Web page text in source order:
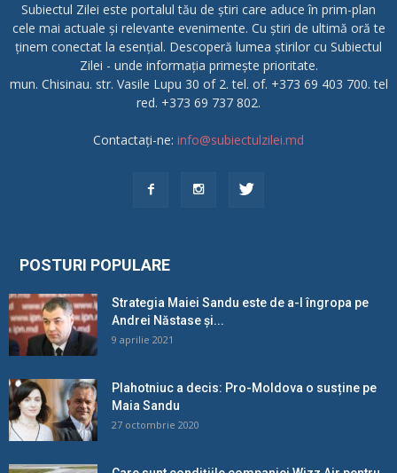
Subiectul Zilei este portalul tău de știri care aduce în prim-plan
cele mai actuale și relevante evenimente. Cu știri de ultimă oră te
ținem conectat la esențial. Descoperă lumea știrilor cu Subiectul
Zilei - unde informația primește prioritate.
mun. Chisinau. str. Vasile Lupu 30 of 2. tel. of. +373 69 403 700. tel
red. +373 69 737 802.
Contactați-ne: info@subiectulzilei.md
POSTURI POPULARE
Strategia Maiei Sandu este de a-l îngropa pe
Andrei Năstase și...
9 aprilie 2021
Plahotniuc a decis: Pro-Moldova o susține pe
Maia Sandu
27 octombrie 2020